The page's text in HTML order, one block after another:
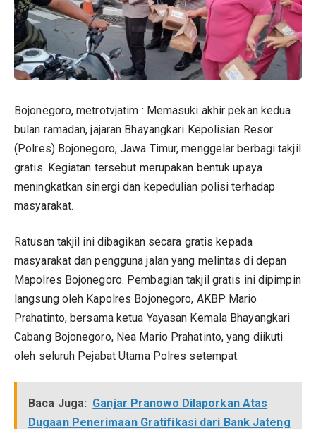
Bojonegoro, metrotvjatim : Memasuki akhir pekan kedua
bulan ramadan, jajaran Bhayangkari Kepolisian Resor
(Polres) Bojonegoro, Jawa Timur, menggelar berbagi takjil
gratis. Kegiatan tersebut merupakan bentuk upaya
meningkatkan sinergi dan kepedulian polisi terhadap
masyarakat.
Ratusan takjil ini dibagikan secara gratis kepada
masyarakat dan pengguna jalan yang melintas di depan
Mapolres Bojonegoro. Pembagian takjil gratis ini dipimpin
langsung oleh Kapolres Bojonegoro, AKBP Mario
Prahatinto, bersama ketua Yayasan Kemala Bhayangkari
Cabang Bojonegoro, Nea Mario Prahatinto, yang diikuti
oleh seluruh Pejabat Utama Polres setempat.
Baca Juga: Ganjar Pranowo Dilaporkan Atas
Dugaan Penerimaan Gratifikasi dari Bank Jateng